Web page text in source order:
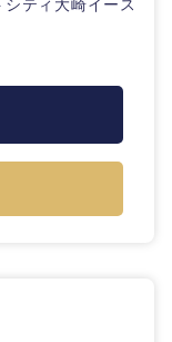
ティ大崎イース